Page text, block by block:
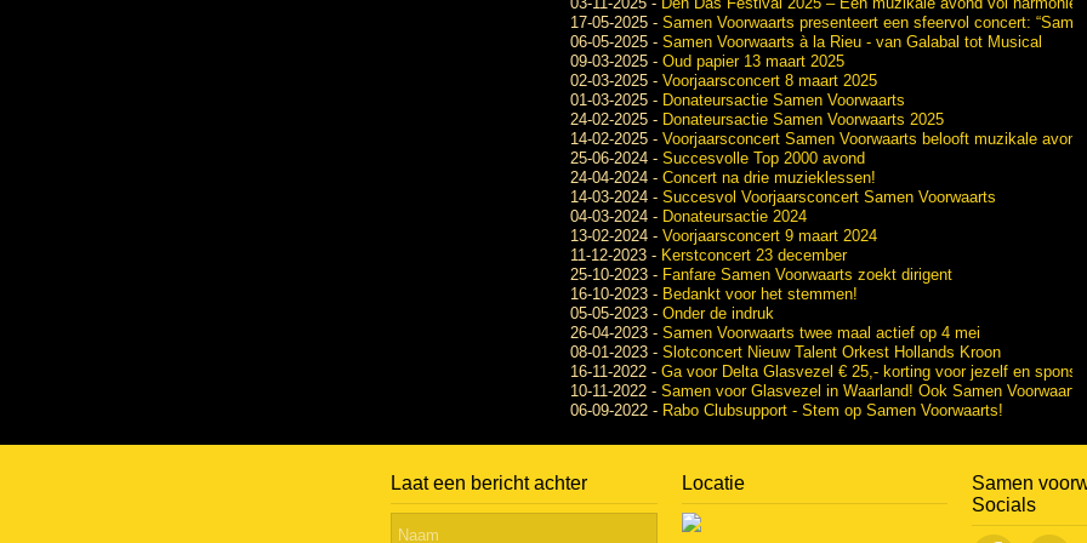
17-05-2025 - Samen Voorwaarts presenteert een sfeervol concert:
06-05-2025 - Samen Voorwaarts à la Rieu - van Galabal tot Musical
09-03-2025 - Oud papier 13 maart 2025
02-03-2025 - Voorjaarsconcert 8 maart 2025
01-03-2025 - Donateursactie Samen Voorwaarts
24-02-2025 - Donateursactie Samen Voorwaarts 2025
14-02-2025 - Voorjaarsconcert Samen Voorwaarts belooft muzikale avond
25-06-2024 - Succesvolle Top 2000 avond
24-04-2024 - Concert na drie muzieklessen!
14-03-2024 - Succesvol Voorjaarsconcert Samen Voorwaarts
04-03-2024 - Donateursactie 2024
13-02-2024 - Voorjaarsconcert 9 maart 2024
11-12-2023 - Kerstconcert 23 december
25-10-2023 - Fanfare Samen Voorwaarts zoekt dirigent
16-10-2023 - Bedankt voor het stemmen!
05-05-2023 - Onder de indruk
26-04-2023 - Samen Voorwaarts twee maal actief op 4 mei
08-01-2023 - Slotconcert Nieuw Talent Orkest Hollands Kroon
16-11-2022 - Ga voor Delta Glasvezel € 25,- korting voor jezelf en
10-11-2022 - Samen voor Glasvezel in Waarland! Ook Samen Voorwaarts
06-09-2022 - Rabo Clubsupport - Stem op Samen Voorwaarts!
Laat een bericht achter Locatie
Samen
Socials